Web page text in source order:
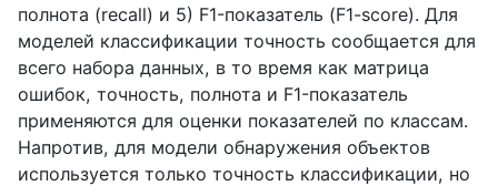
полнота (recall) и 5) F1-показатель (F1-score). Для
моделей классификации точность сообщается для
всего набора данных, в то время как матрица
ошибок, точность, полнота и F1-показатель
применяются для оценки показателей по классам.
Напротив, для модели обнаружения объектов
используется только точность классификации, но